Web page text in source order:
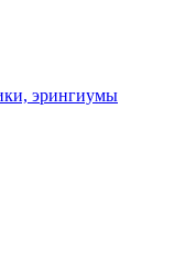
эрингиумы